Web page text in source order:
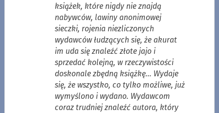
książek, które nigdy nie znajdą
nabywców, lawiny anonimowej
sieczki, rojenia niezliczonych
wydawców łudzących się, że akurat
im uda się znaleźć złote jajo i
sprzedać kolejną, w rzeczywistości
doskonale zbędną książkę… Wydaje
się, że wszystko, co tylko możliwe, już
wymyślono i wydano. Wydawcom
coraz trudniej znaleźć autora, który